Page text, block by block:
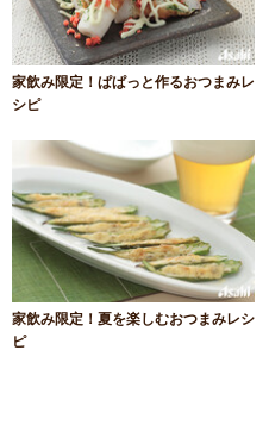
家飲み限定！ぱぱっと作るおつまみレ
シピ
家飲み限定！夏を楽しむおつまみレシ
ピ